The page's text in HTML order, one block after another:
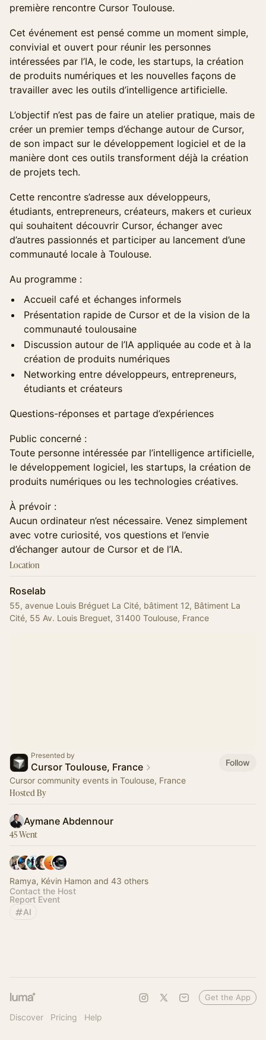
première rencontre Cursor Toulouse.
Cet événement est pensé comme un moment simple,
convivial et ouvert pour réunir les personnes
intéressées par l’IA, le code, les startups, la création
de produits numériques et les nouvelles façons de
travailler avec les outils d’intelligence artificielle.
L’objectif n’est pas de faire un atelier pratique, mais de
créer un premier temps d’échange autour de Cursor,
de son impact sur le développement logiciel et de la
manière dont ces outils transforment déjà la création
de projets tech.
Cette rencontre s’adresse aux développeurs,
étudiants, entrepreneurs, créateurs, makers et curieux
qui souhaitent découvrir Cursor, échanger avec
d’autres passionnés et participer au lancement d’une
communauté locale à Toulouse.
Au programme :
Accueil café et échanges informels
Présentation rapide de Cursor et de la vision de la
communauté toulousaine
Discussion autour de l’IA appliquée au code et à la
création de produits numériques
Networking entre développeurs, entrepreneurs,
étudiants et créateurs
Questions-réponses et partage d’expériences
Public concerné :
Toute personne intéressée par l’intelligence artificielle,
le développement logiciel, les startups, la création de
produits numériques ou les technologies créatives.
À prévoir :
Aucun ordinateur n’est nécessaire. Venez simplement
avec votre curiosité, vos questions et l’envie
d’échanger autour de Cursor et de l’IA.
Location
Roselab
55, avenue Louis Bréguet La Cité, bâtiment 12, Bâtiment La
Cité, 55 Av. Louis Breguet, 31400 Toulouse, France
Presented by
Cursor Toulouse, France
Follow
Cursor community events in Toulouse, France
Hosted By
Aymane Abdennour
45 Went
Ramya, Kévin Hamon and 43 others
Contact the Host
Report Event
AI
Discover Pricing Help
Get the App